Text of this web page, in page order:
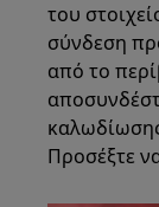
του
σύνδεση
από το
Προσέξτε